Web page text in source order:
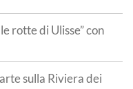
rotte di Ulisse” con
sulla Riviera dei